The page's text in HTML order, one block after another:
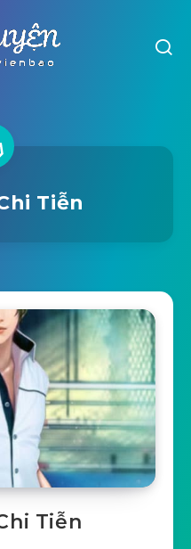
Tiễn
Tiễn